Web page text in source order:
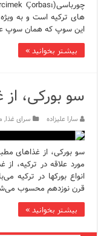
های ترکیه است و به
این سوپ که همان سوپ
بیشتر بخوانید »
سو بورکی،
سارا علیزاده سرای غذا,
مورد علاقه در ترکیه،
انواع بورکها در ترکیه
قرن نوزدهم محسوب
بیشتر بخوانید »